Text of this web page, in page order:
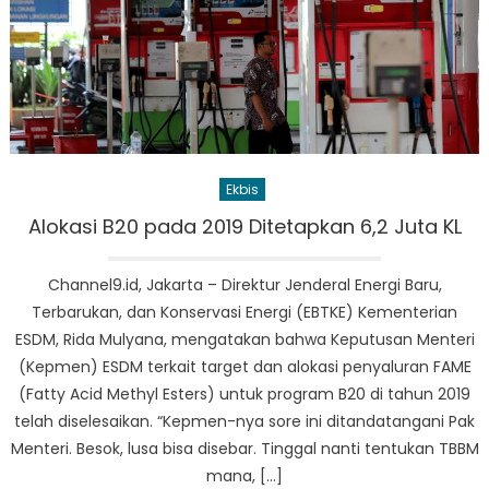
Ekbis
Alokasi B20 pada 2019 Ditetapkan 6,2 Juta KL
Channel9.id, Jakarta – Direktur Jenderal Energi Baru,
Terbarukan, dan Konservasi Energi (EBTKE) Kementerian
ESDM, Rida Mulyana, mengatakan bahwa Keputusan Menteri
(Kepmen) ESDM terkait target dan alokasi penyaluran FAME
(Fatty Acid Methyl Esters) untuk program B20 di tahun 2019
telah diselesaikan. “Kepmen-nya sore ini ditandatangani Pak
Menteri. Besok, lusa bisa disebar. Tinggal nanti tentukan TBBM
mana, […]